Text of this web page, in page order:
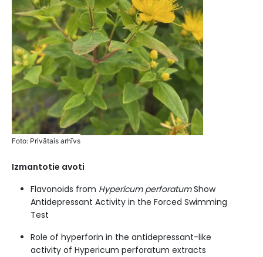
Fоtо: Privātais arhīvs
Izmantotie avoti
Flavonoids from Hypericum perforatumShow
Antidepressant Activity in the Forced Swimming
Test
Role of hyperforin in the antidepressant-like
activity of Hypericum perforatum extracts